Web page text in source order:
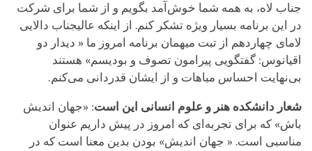
جناب لاه، به همه شما خوش‌آمد بگویم و از شما برای شرکت
در این برنامه بسیار ویژه تشکر‌ کنم. از اینکه عالیجناب دالایی
لامای چهاردهم از تبت میهمان برنامه امروز ما « دیدار دو
اقیانوس: گفتگویی پیرامون تصوف و بودیسم» هستند
بی‌نهایت احساس مباهات و از ایشان قدردانی می‌کنم.
شعار دانشکده هنر و علوم انسانی این است: «جهان اندیش
باش» که برای تجربه‌ای که امروز در پیش داریم عنوان
مناسبی است. « جهان اندیش» بودن بدین معنا است که در